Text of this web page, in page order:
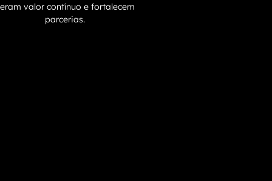
valor contínuo e fortalecem
parcerias.